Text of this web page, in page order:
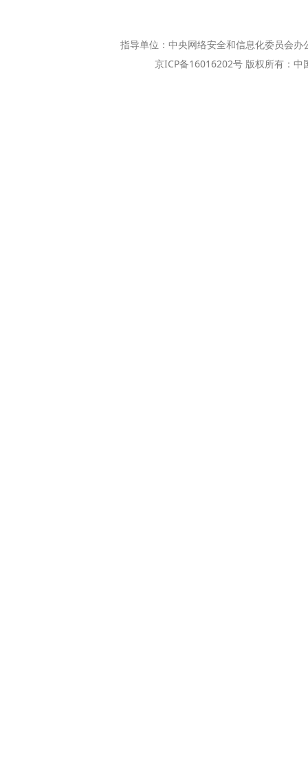
指导单位：中央网络安全和信息化委员会
京ICP备16016202号 版权所有：